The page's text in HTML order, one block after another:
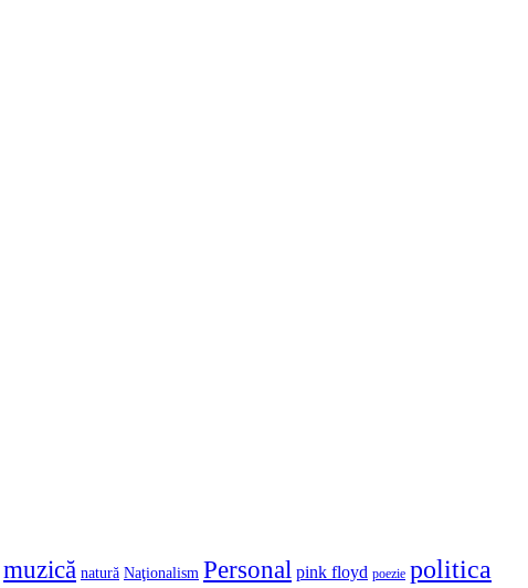
muzică natură Naţionalism Personal pink floyd poezie politica